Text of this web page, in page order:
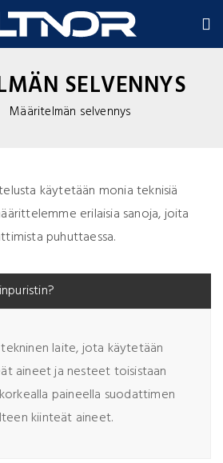
SELVENNYS
Määritelmän selvennys
käytetään monia teknisiä
erilaisia sanoja, joita
puhuttaessa.
laite, jota käytetään
aineet ja nesteet toisistaan
paineella suodattimen
kiinteät aineet.